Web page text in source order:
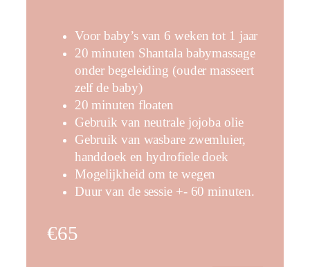
Voor baby’s van 6 weken tot 1 jaar
20 minuten Shantala babymassage
onder begeleiding (ouder masseert
zelf de baby)
20 minuten floaten
Gebruik van neutrale jojoba olie
Gebruik van wasbare zwemluier,
handdoek en hydrofiele doek
Mogelijkheid om te wegen
Duur van de sessie +- 60 minuten.
€65